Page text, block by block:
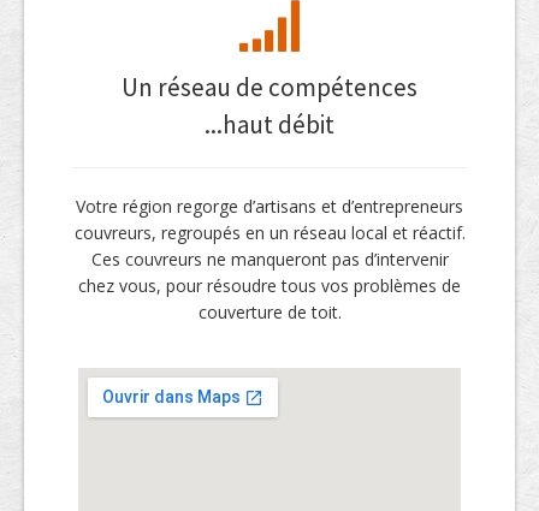
Un réseau de compétences
...haut débit
Votre région regorge d’artisans et d’entrepreneurs
couvreurs, regroupés en un réseau local et réactif.
Ces couvreurs ne manqueront pas d’intervenir
chez vous, pour résoudre tous vos problèmes de
couverture de toit.